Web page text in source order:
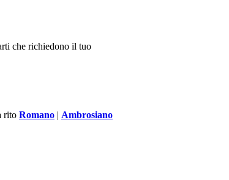
che richiedono il tuo
rito Romano | Ambrosiano